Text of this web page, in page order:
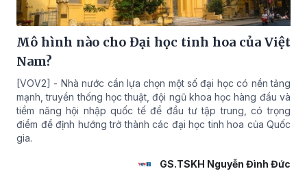
Mô hình nào cho Đại học tinh hoa của Việt
Nam?
[VOV2] - Nhà nước cần lựa chọn một số đại học có nền tảng
mạnh, truyền thống học thuật, đội ngũ khoa học hàng đầu và
tiềm năng hội nhập quốc tế để đầu tư tập trung, có trọng
điểm để định hướng trở thành các đại học tinh hoa của Quốc
gia.
GS.TSKH Nguyễn Đình Đức